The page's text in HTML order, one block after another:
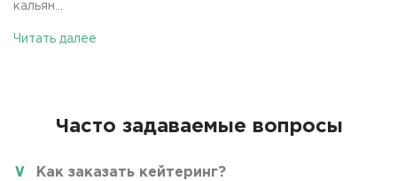
кальян...
Читать далее
Часто задаваемые вопросы
Как заказать кейтеринг?